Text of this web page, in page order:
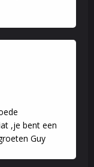
,je bent een
Guy